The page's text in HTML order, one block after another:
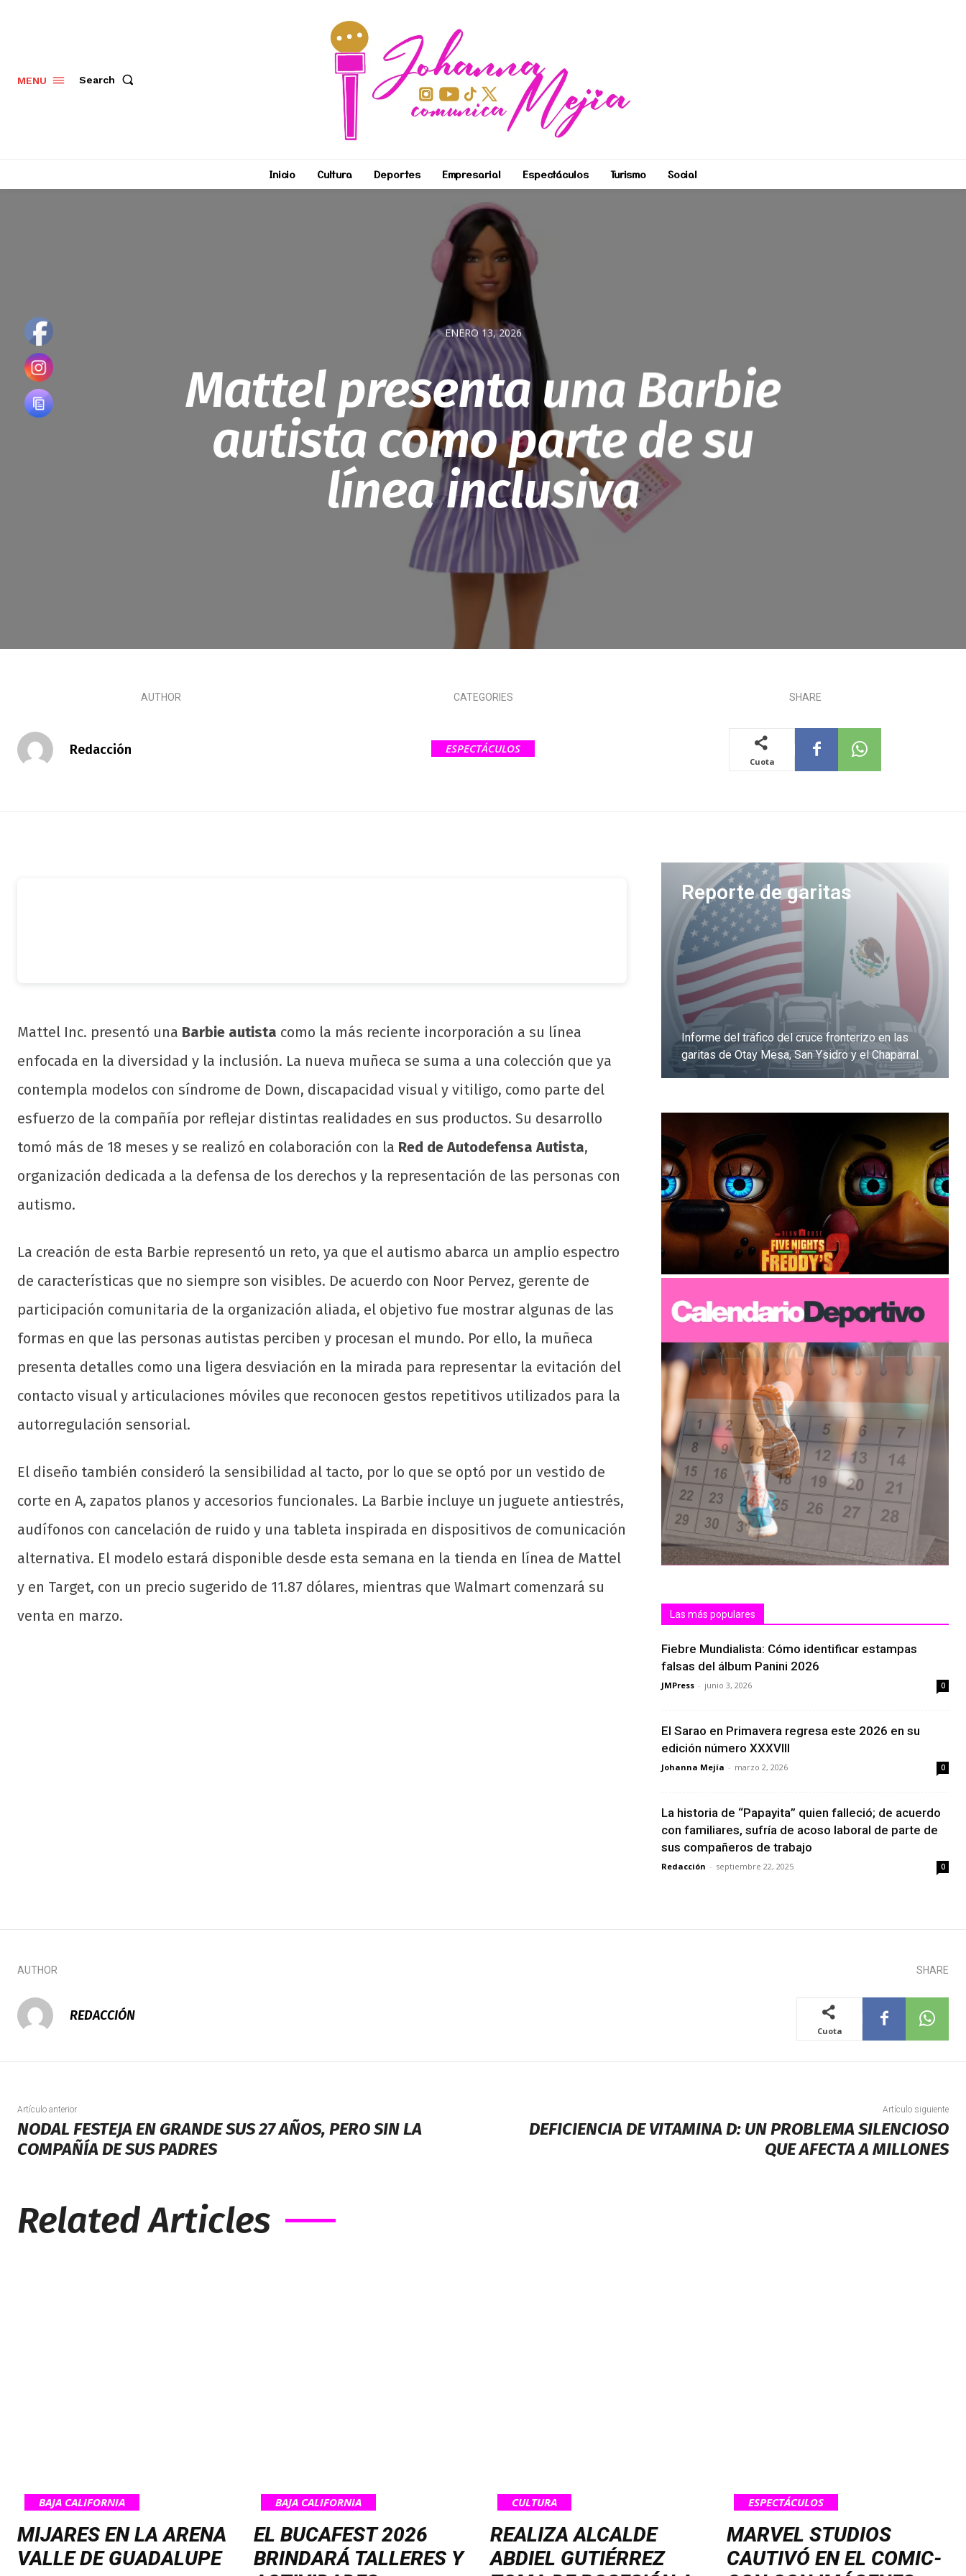
MENU Search
Inicio Cultura Deportes Empresarial Espectáculos Turismo Social
ENERO 13, 2026
Mattel presenta una Barbie
autista como parte de su
línea inclusiva
AUTHOR
Redacción
CATEGORIES
ESPECTÁCULOS
SHARE
Cuota
Mattel Inc. presentó una Barbie autista como la más reciente incorporación a su línea
enfocada en la diversidad y la inclusión. La nueva muñeca se suma a una colección que ya
contempla modelos con síndrome de Down, discapacidad visual y vitiligo, como parte del
esfuerzo de la compañía por reflejar distintas realidades en sus productos. Su desarrollo
tomó más de 18 meses y se realizó en colaboración con la Red de Autodefensa Autista,
organización dedicada a la defensa de los derechos y la representación de las personas con
autismo.
La creación de esta Barbie representó un reto, ya que el autismo abarca un amplio espectro
de características que no siempre son visibles. De acuerdo con Noor Pervez, gerente de
participación comunitaria de la organización aliada, el objetivo fue mostrar algunas de las
formas en que las personas autistas perciben y procesan el mundo. Por ello, la muñeca
presenta detalles como una ligera desviación en la mirada para representar la evitación del
contacto visual y articulaciones móviles que reconocen gestos repetitivos utilizados para la
autorregulación sensorial.
El diseño también consideró la sensibilidad al tacto, por lo que se optó por un vestido de
corte en A, zapatos planos y accesorios funcionales. La Barbie incluye un juguete antiestrés,
audífonos con cancelación de ruido y una tableta inspirada en dispositivos de comunicación
alternativa. El modelo estará disponible desde esta semana en la tienda en línea de Mattel
y en Target, con un precio sugerido de 11.87 dólares, mientras que Walmart comenzará su
venta en marzo.
Reporte de garitas
Informe del tráfico del cruce fronterizo en las
garitas de Otay Mesa, San Ysidro y el Chaparral
Dale clic
Las más populares
Fiebre Mundialista: Cómo identificar estampas
falsas del álbum Panini 2026
JMPress - junio 3, 2026 0
El Sarao en Primavera regresa este 2026 en su
edición número XXXVIII
Johanna Mejía - marzo 2, 2026 0
La historia de “Papayita” quien falleció; de acuerdo
con familiares, sufría de acoso laboral de parte de
sus compañeros de trabajo
Redacción - septiembre 22, 2025 0
AUTHOR
REDACCIÓN
SHARE
Cuota
Artículo anterior
NODAL FESTEJA EN GRANDE SUS 27 AÑOS, PERO SIN LA
COMPAÑÍA DE SUS PADRES
Artículo siguiente
DEFICIENCIA DE VITAMINA D: UN PROBLEMA SILENCIOSO
QUE AFECTA A MILLONES
Related Articles
BAJA CALIFORNIA
MIJARES EN LA ARENA
VALLE DE GUADALUPE
BAJA CALIFORNIA
EL BUCAFEST 2026
BRINDARÁ TALLERES Y
CULTURA
REALIZA ALCALDE
ABDIEL GUTIÉRREZ
ESPECTÁCULOS
MARVEL STUDIOS
CAUTIVÓ EN EL COMIC-